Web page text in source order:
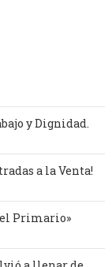
y Dignidad.
a la Venta!
Primario»